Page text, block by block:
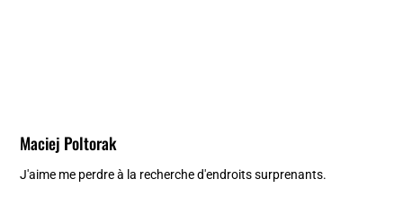
Maciej Poltorak
J'aime me perdre à la recherche d'endroits surprenants.